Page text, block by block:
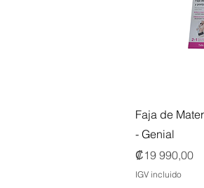
Faja de
- Genial
Precio
₡19 990,00
IGV incluido